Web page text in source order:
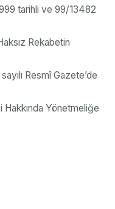
tarihli ve 99/13482
Rekabetin
Resmî Gazete’de
Hakkında Yönetmeliğe